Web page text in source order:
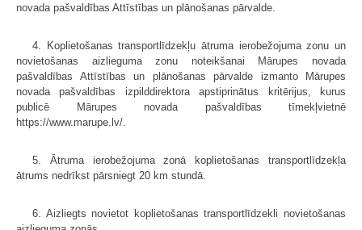
novada pašvaldības Attīstības un plānošanas pārvalde.
4. Koplietošanas transportlīdzekļu ātruma ierobežojuma zonu un
novietošanas aizlieguma zonu noteikšanai Mārupes novada
pašvaldības Attīstības un plānošanas pārvalde izmanto Mārupes
novada pašvaldības izpilddirektora apstiprinātus kritērijus, kurus
publicē Mārupes novada pašvaldības tīmekļvietnē
https://www.marupe.lv/.
5. Ātruma ierobežojuma zonā koplietošanas transportlīdzekļa
ātrums nedrīkst pārsniegt 20 km stundā.
6. Aizliegts novietot koplietošanas transportlīdzekli novietošanas